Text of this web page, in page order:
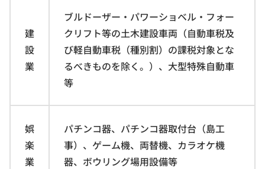
建
設
業
ブルドーザー・パワーショベル・フォー
クリフト等の土木建設車両（自動車税及
び軽自動車税（種別割）の課税対象とな
るべきものを除く。）、大型特殊自動車
等
娯
楽
業
パチンコ器、パチンコ器取付台（島工
事）、ゲーム機、両替機、カラオケ機
器、ボウリング場用設備等